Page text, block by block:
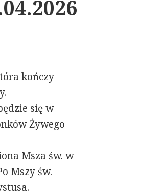
kończy
się w
Żywego
Msza św. w
Mszy św.